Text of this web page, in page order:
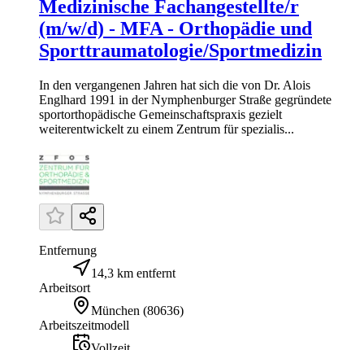
Medizinische Fachangestellte/r
(m/w/d) - MFA - Orthopädie und
Sporttraumatologie/Sportmedizin
In den vergangenen Jahren hat sich die von Dr. Alois
Englhard 1991 in der Nymphenburger Straße gegründete
sportorthopädische Gemeinschaftspraxis gezielt
weiterentwickelt zu einem Zentrum für spezialis...
Entfernung
14,3 km entfernt
Arbeitsort
München (80636)
Arbeitszeitmodell